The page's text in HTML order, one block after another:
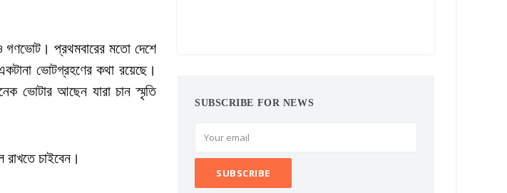
গণভোট। প্রথমবারের মতো দেশে
ভোটগ্রহণের কথা রয়েছে।
ভোটার আছেন যারা চান স্মৃতি
রাখতে চাইবেন।
SUBSCRIBE FOR NEWS